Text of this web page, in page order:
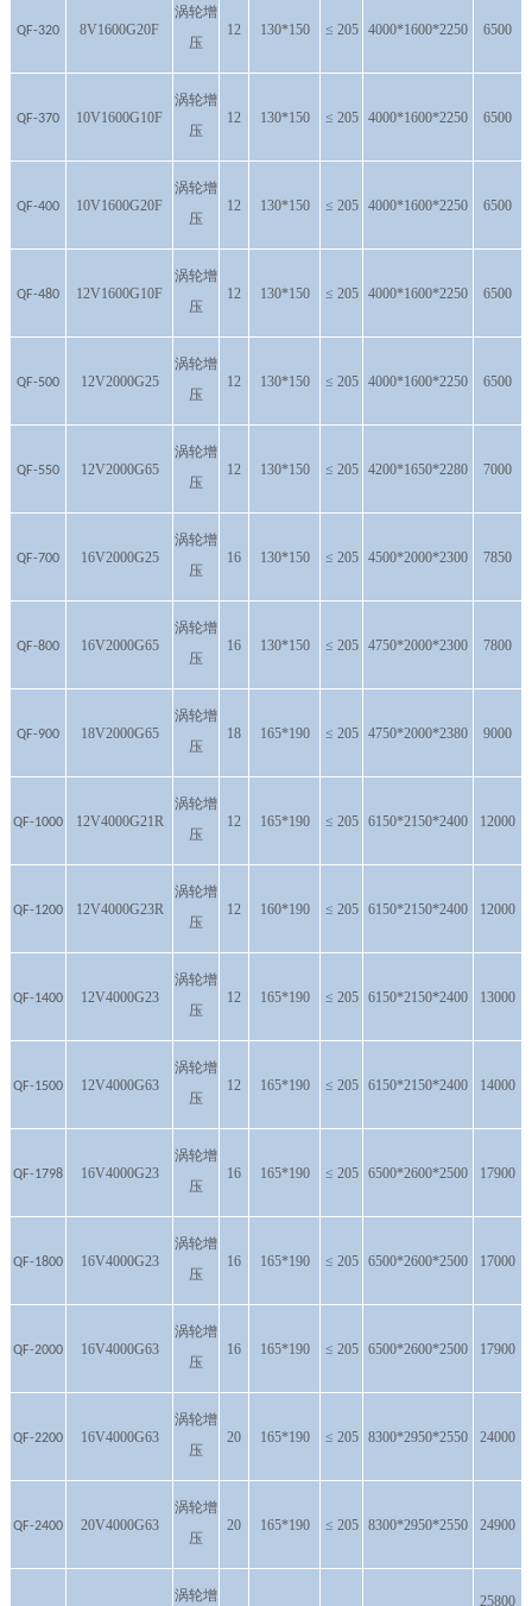
QF-320 8V1600G20F
涡轮增
压
12 130*150 ≤ 205 4000*1600*2250 6500
QF-370 10V1600G10F
涡轮增
压
12 130*150 ≤ 205 4000*1600*2250 6500
QF-400 10V1600G20F
涡轮增
压
12 130*150 ≤ 205 4000*1600*2250 6500
QF-480 12V1600G10F
涡轮增
压
12 130*150 ≤ 205 4000*1600*2250 6500
QF-500 12V2000G25
涡轮增
压
12 130*150 ≤ 205 4000*1600*2250 6500
QF-550 12V2000G65
涡轮增
压
12 130*150 ≤ 205 4200*1650*2280 7000
QF-700 16V2000G25
涡轮增
压
16 130*150 ≤ 205 4500*2000*2300 7850
QF-800 16V2000G65
涡轮增
压
16 130*150 ≤ 205 4750*2000*2300 7800
QF-900 18V2000G65
涡轮增
压
18 165*190 ≤ 205 4750*2000*2380 9000
QF-1000 12V4000G21R
涡轮增
压
12 165*190 ≤ 205 6150*2150*2400 12000
QF-1200 12V4000G23R
涡轮增
压
12 160*190 ≤ 205 6150*2150*2400 12000
QF-1400 12V4000G23
涡轮增
压
12 165*190 ≤ 205 6150*2150*2400 13000
QF-1500 12V4000G63
涡轮增
压
12 165*190 ≤ 205 6150*2150*2400 14000
QF-1798 16V4000G23
涡轮增
压
16 165*190 ≤ 205 6500*2600*2500 17900
QF-1800 16V4000G23
涡轮增
压
16 165*190 ≤ 205 6500*2600*2500 17000
QF-2000 16V4000G63
涡轮增
压
16 165*190 ≤ 205 6500*2600*2500 17900
QF-2200 16V4000G63
涡轮增
压
20 165*190 ≤ 205 8300*2950*2550 24000
QF-2400 20V4000G63
涡轮增
压
20 165*190 ≤ 205 8300*2950*2550 24900
涡轮增
25800